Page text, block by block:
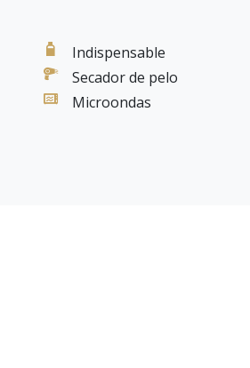
Indispensable
Secador de pelo
Microondas